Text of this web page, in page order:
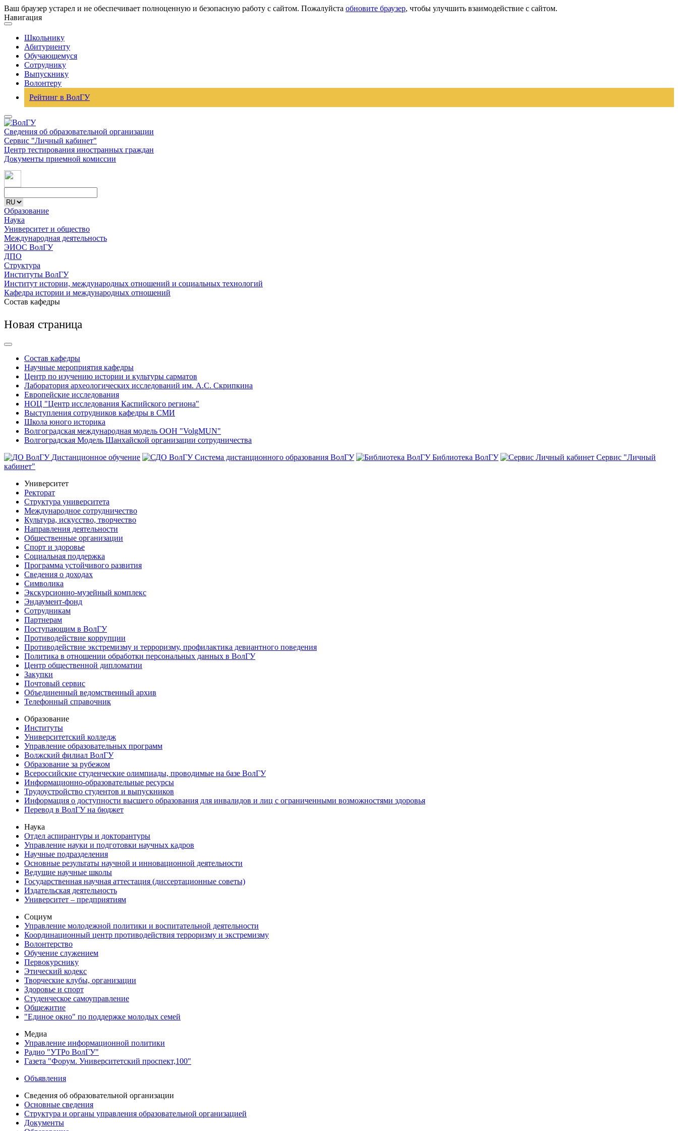
Ваш браузер устарел и не обеспечивает полноценную и безопасную работу с сайтом. Пожалуйста обновите браузер, чтобы улучшить взаимодействие с сайтом.
Навигация
Школьнику
Абитуриенту
Обучающемуся
Сотруднику
Выпускнику
Волонтеру
Рейтинг в ВолГУ
Сведения об образовательной организации
Сервис "Личный кабинет"
Центр тестирования иностранных граждан
Документы приемной комиссии
Образование
Наука
Университет и общество
Международная деятельность
ЭИОС ВолГУ
ДПО
Структура
Институты ВолГУ
Институт истории, международных отношений и социальных технологий
Кафедра истории и международных отношений
Состав кафедры
Новая страница
Состав кафедры
Научные мероприятия кафедры
Центр по изучению истории и культуры сарматов
Лаборатория археологических исследований им. А.С. Скрипкина
Европейские исследования
НОЦ "Центр исследования Каспийского региона"
Выступления сотрудников кафедры в СМИ
Школа юного историка
Волгоградская международная модель ООН "VolgMUN"
Волгоградская Модель Шанхайской организации сотрудничества
Дистанционное обучение
Система дистанционного образования ВолГУ Библиотека ВолГУ
Сервис "Личный
кабинет"
Университет
Ректорат
Структура университета
Международное сотрудничество
Культура, искусство, творчество
Направления деятельности
Общественные организации
Спорт и здоровье
Социальная поддержка
Программа устойчивого развития
Сведения о доходах
Символика
Экскурсионно-музейный комплекс
Эндаумент-фонд
Сотрудникам
Партнерам
Поступающим в ВолГУ
Противодействие коррупции
Противодействие экстремизму и терроризму, профилактика девиантного поведения
Политика в отношении обработки персональных данных в ВолГУ
Центр общественной дипломатии
Закупки
Почтовый сервис
Объединенный ведомственный архив
Телефонный справочник
Образование
Институты
Университетский колледж
Управление образовательных программ
Волжский филиал ВолГУ
Образование за рубежом
Всероссийские студенческие олимпиады, проводимые на базе ВолГУ
Информационно-образовательные ресурсы
Трудоустройство студентов и выпускников
Информация о доступности высшего образования для инвалидов и лиц с ограниченными возможностями здоровья
Перевод в ВолГУ на бюджет
Наука
Отдел аспирантуры и докторантуры
Управление науки и подготовки научных кадров
Научные подразделения
Основные результаты научной и инновационной деятельности
Ведущие научные школы
Государственная научная аттестация (диссертационные советы)
Издательская деятельность
Университет – предприятиям
Социум
Управление молодежной политики и воспитательной деятельности
Координационный центр противодействия терроризму и экстремизму
Волонтерство
Обучение служением
Первокурснику
Этический кодекс
Творческие клубы, организации
Здоровье и спорт
Студенческое самоуправление
Общежитие
"Единое окно" по поддержке молодых семей
Медиа
Управление информационной политики
Радио "УТРо ВолГУ"
Газета "Форум. Университетский проспект,100"
Объявления
Сведения об образовательной организации
Основные сведения
Структура и органы управления образовательной организацией
Документы